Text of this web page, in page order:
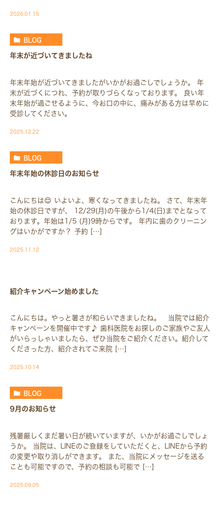
2026.01.15
BLOG
年末が近づいてきましたね
年末年始が近づいてきましたがいかがお過ごしでしょうか。 年
末が近づくにつれ、予約が取りづらくなっております。 良い年
末年始が過ごせるように、今お口の中に、痛みがある方は早めに
受診してください。
2025.12.22
BLOG
年末年始の休診日のお知らせ
こんにちは😌 いよいよ、寒くなってきましたね。 さて、年末年
始の休診日ですが、 12/29(月)の午後から1/4(日)までとなって
おります。年始は1/5 (月)9時からです。 年内に歯のクリーニン
グはいかがですか？ 予約 […]
2025.11.12
紹介キャンペーン始めました
こんにちは。やっと暑さが和らいできましたね。 当院では紹介
キャンペーンを開催中です♪ 歯科医院をお探しのご家族やご友人
がいらっしゃいましたら、ぜひ当院をご紹介ください。紹介して
くださった方、紹介されてご来院 […]
2025.10.14
BLOG
9月のお知らせ
残暑厳しくまだ暑い日が続いていますが、いかがお過ごしでしょ
うか。 当院は、LINEのご登録をしていただくと、LINEから予約
の変更や取り消しができます。 また、当院にメッセージを送る
ことも可能ですので、予約の相談も可能で […]
2025.09.05